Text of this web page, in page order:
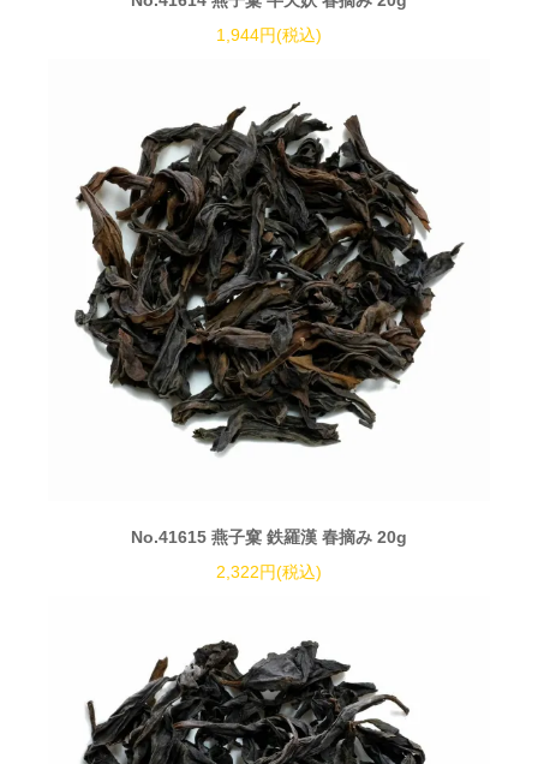
1,944円(税込)
No.41615 燕子窠 鉄羅漢 春摘み 20g
2,322円(税込)